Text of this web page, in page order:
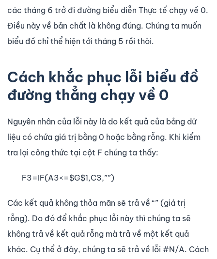
các tháng 6 trở đi đường biểu diễn Thực tế chạy về 0.
Điều này về bản chất là không đúng. Chúng ta muốn
biểu đồ chỉ thể hiện tới tháng 5 rồi thôi.
Cách khắc phục lỗi biểu đồ
đường thẳng chạy về 0
Nguyên nhân của lỗi này là do kết quả của bảng dữ
liệu có chứa giá trị bằng 0 hoặc bằng rỗng. Khi kiểm
tra lại công thức tại cột F chúng ta thấy:
F3=IF(A3<=$G$1,C3,””)
Các kết quả không thỏa mãn sẽ trả về “” (giá trị
rỗng). Do đó để khắc phục lỗi này thì chúng ta sẽ
không trả về kết quả rỗng mà trả về một kết quả
khác. Cụ thể ở đây, chúng ta sẽ trả về lỗi #N/A. Cách